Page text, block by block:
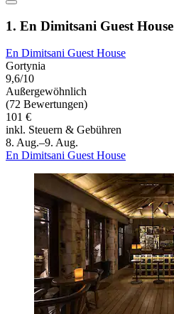
1. En Dimitsani Guest House
En Dimitsani Guest House
Gortynia
9,6/10
Außergewöhnlich
(72 Bewertungen)
101 €
inkl. Steuern & Gebühren
8. Aug.–9. Aug.
En Dimitsani Guest House